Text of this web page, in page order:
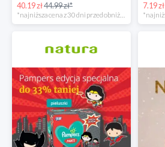
40.19 zł44.99 zł*
*najniższa cena z 30 dni przed obniżką
7.19 zł